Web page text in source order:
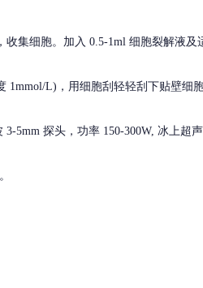
收集细胞。加入 0.5-1ml 细胞裂解液及
1mmol/L)，用细胞刮轻轻刮下贴壁细
5mm 探头，功率 150-300W, 冰上超